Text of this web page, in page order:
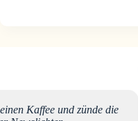
Kaffee und zünde die